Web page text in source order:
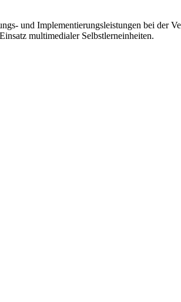
und Implementierungsleistungen bei der
multimedialer Selbstlerneinheiten.